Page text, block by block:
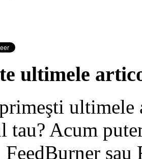
ultimele
tau? Acum
sau